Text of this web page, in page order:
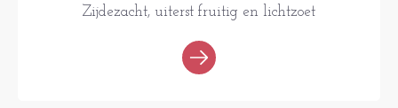
Zijdezacht, uiterst fruitig en lichtzoet